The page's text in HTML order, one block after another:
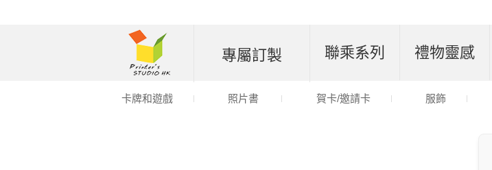
專屬訂製 聯乘系列 禮物靈感
卡牌和遊戲 照片書 賀卡/邀請卡 服飾